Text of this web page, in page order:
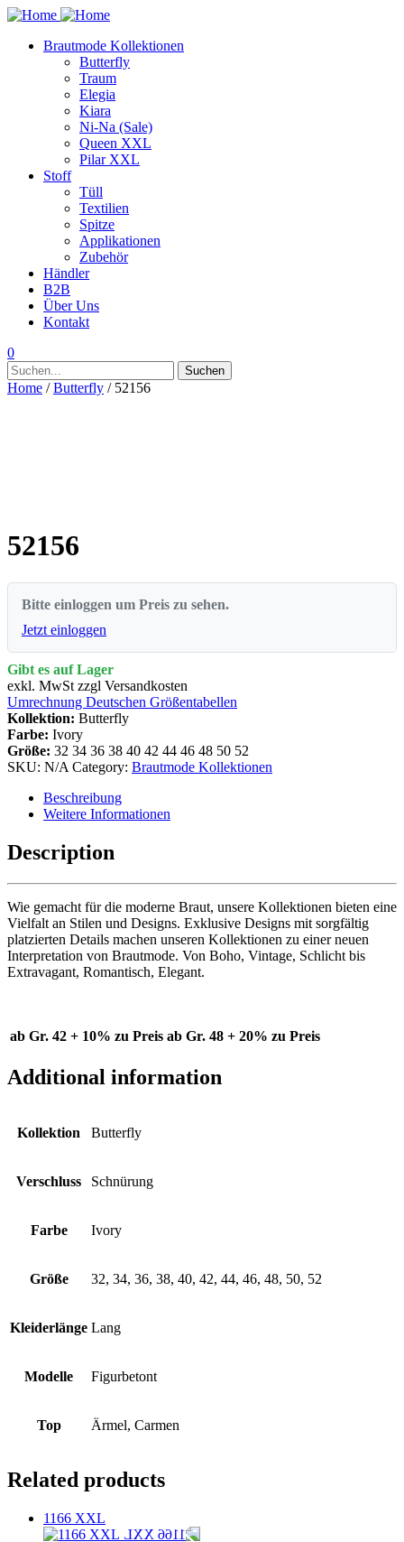
Brautmode Kollektionen
Butterfly
Traum
Elegia
Kiara
Ni-Na (Sale)
Queen XXL
Pilar XXL
Stoff
Tüll
Textilien
Spitze
Applikationen
Zubehör
Händler
B2B
Über Uns
Kontakt
0
Suchen
nach:
Suchen
Home /Butterfly / 52156
52156
Bitte einloggen um Preis zu sehen.
Jetzt einloggen
Gibt es auf Lager
exkl. MwSt zzgl Versandkosten
Umrechnung Deutschen Größentabellen
Kollektion: Butterfly
Farbe: Ivory
Größe: 32 34 36 38 40 42 44 46 48 50 52
SKU: N/A Category: Brautmode Kollektionen
Beschreibung
Weitere Informationen
Description
Wie gemacht für die moderne Braut, unsere Kollektionen bieten eine
Vielfalt an Stilen und Designs. Exklusive Designs mit sorgfältig
platzierten Details machen unseren Kollektionen zu einer neuen
Interpretation von Brautmode. Von Boho, Vintage, Schlicht bis
Extravagant, Romantisch, Elegant.
ab Gr. 42 + 10% zu Preis ab Gr. 48 + 20% zu Preis
Additional information
Kollektion Butterfly
Verschluss Schnürung
Farbe Ivory
Größe 32, 34, 36, 38, 40, 42, 44, 46, 48, 50, 52
Kleiderlänge Lang
Modelle Figurbetont
Top Ärmel, Carmen
Related products
1166 XXL